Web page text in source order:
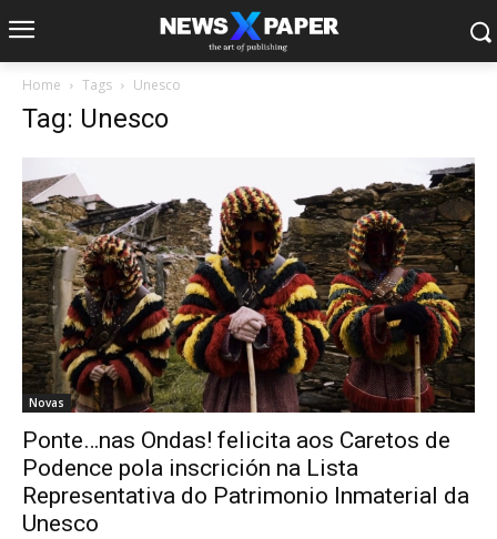
Home Tags Unesco
Tag: Unesco
Novas
Ponte…nas Ondas! felicita aos Caretos de
Podence pola inscrición na Lista
Representativa do Patrimonio Inmaterial da
Unesco